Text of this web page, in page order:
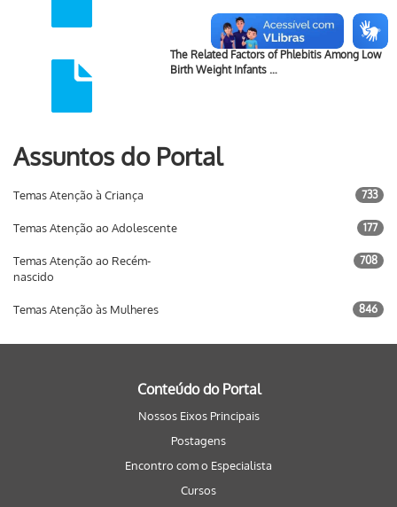
The Related Factors of Phlebitis Among Low
Birth Weight Infants …
Assuntos do Portal
Temas Atenção à Criança 733
Temas Atenção ao Adolescente 177
Temas Atenção ao Recém-
nascido
708
Temas Atenção às Mulheres 846
Conteúdo do Portal
Nossos Eixos Principais
Postagens
Encontro com o Especialista
Cursos